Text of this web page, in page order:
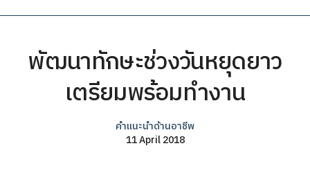
คำแนะนำด้านอาชีพ
11 April 2018
พัฒนาทักษะช่วงวันหยุดยาว
เตรียมพร้อมทำงาน